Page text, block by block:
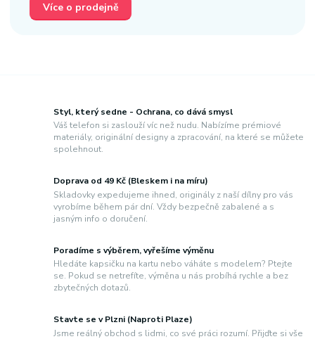
Více o prodejně
Styl, který sedne - Ochrana, co dává smysl
Váš telefon si zaslouží víc než nudu. Nabízíme prémiové
materiály, originální designy a zpracování, na které se můžete
spolehnout.
Doprava od 49 Kč (Bleskem i na míru)
Skladovky expedujeme ihned, originály z naší dílny pro vás
vyrobíme během pár dní. Vždy bezpečně zabalené a s
jasným info o doručení.
Poradíme s výběrem, vyřešíme výměnu
Hledáte kapsičku na kartu nebo váháte s modelem? Ptejte
se. Pokud se netrefíte, výměna u nás probíhá rychle a bez
zbytečných dotazů.
Stavte se v Plzni (Naproti Plaze)
Jsme reálný obchod s lidmi, co své práci rozumí. Přijďte si vše